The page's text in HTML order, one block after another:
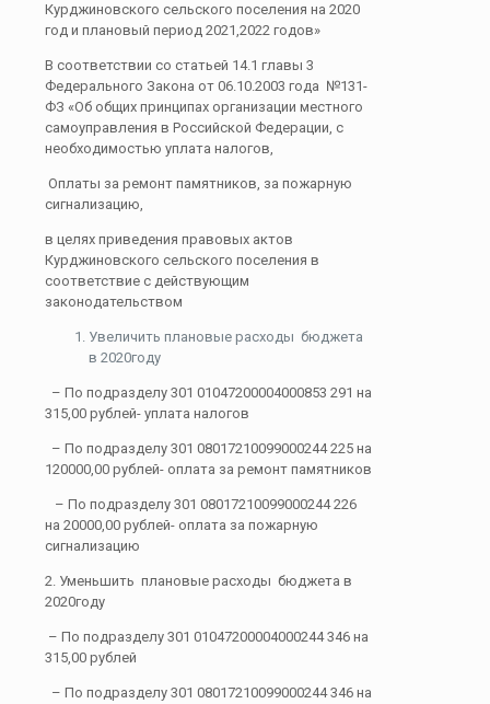
Курджиновского сельского поселения на 2020
год и плановый период 2021,2022 годов»
В соответствии со статьей 14.1 главы 3
Федерального Закона от 06.10.2003 года №131-
ФЗ «Об общих принципах организации местного
самоуправления в Российской Федерации, с
необходимостью уплата налогов,
Оплаты за ремонт памятников, за пожарную
сигнализацию,
в целях приведения правовых актов
Курджиновского сельского поселения в
соответствие с действующим
законодательством
Увеличить плановые расходы бюджета
в 2020году
– По подразделу 301 01047200004000853 291 на
315,00 рублей- уплата налогов
– По подразделу 301 08017210099000244 225 на
120000,00 рублей- оплата за ремонт памятников
– По подразделу 301 08017210099000244 226
на 20000,00 рублей- оплата за пожарную
сигнализацию
2. Уменьшить плановые расходы бюджета в
2020году
– По подразделу 301 01047200004000244 346 на
315,00 рублей
– По подразделу 301 08017210099000244 346 на